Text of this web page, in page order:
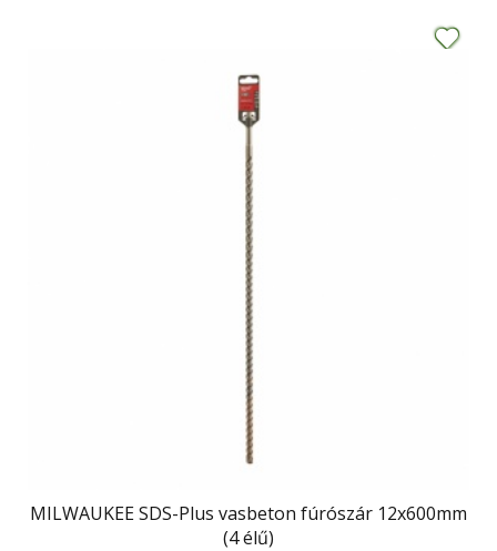
MILWAUKEE SDS-Plus vasbeton fúrószár 12x600mm
(4 élű)